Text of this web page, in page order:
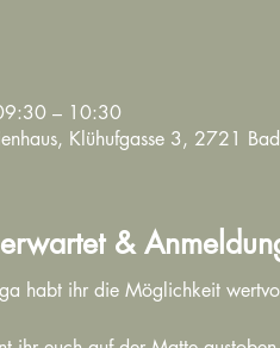
– 10:30
Klühufgasse 3, 2721
&
habt ihr die Möglichkeit